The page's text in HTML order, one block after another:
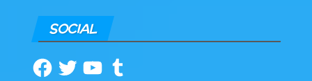
SOCIAL
Facebook
TwitterYouTubeTumblr